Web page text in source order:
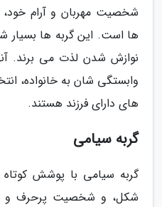
شخصیت مهربان و آرام
ها است. این گربه ها بسیار
نوازش شدن لذت می برند.
وابستگی شان به خانواده،
های دارای فرزند هستند.
گربه سیامی
گربه سیامی با پوشش
شکل، و شخصیت پرحرف و